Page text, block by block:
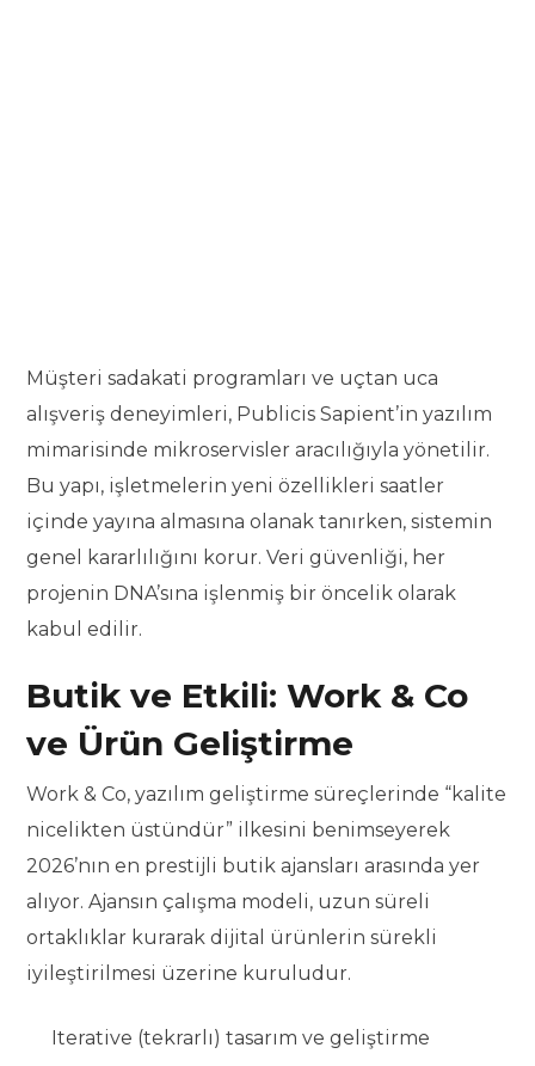
Müşteri sadakati programları ve uçtan uca
alışveriş deneyimleri, Publicis Sapient’in yazılım
mimarisinde mikroservisler aracılığıyla yönetilir.
Bu yapı, işletmelerin yeni özellikleri saatler
içinde yayına almasına olanak tanırken, sistemin
genel kararlılığını korur. Veri güvenliği, her
projenin DNA’sına işlenmiş bir öncelik olarak
kabul edilir.
Butik ve Etkili: Work & Co
ve Ürün Geliştirme
Work & Co, yazılım geliştirme süreçlerinde “kalite
nicelikten üstündür” ilkesini benimseyerek
2026’nın en prestijli butik ajansları arasında yer
alıyor. Ajansın çalışma modeli, uzun süreli
ortaklıklar kurarak dijital ürünlerin sürekli
iyileştirilmesi üzerine kuruludur.
Iterative (tekrarlı) tasarım ve geliştirme